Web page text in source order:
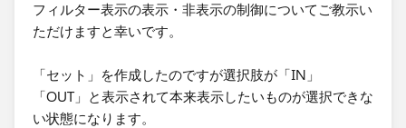
フィルター表示の表示・非表示の制御についてご教示い
ただけますと幸いです。
「セット」を作成したのですが選択肢が「IN」
「OUT」と表示されて本来表示したいものが選択できな
い状態になります。